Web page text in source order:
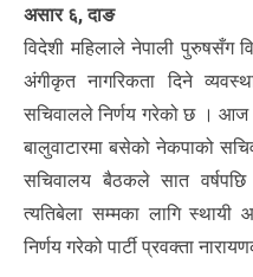
असार ६, दाङ
विदेशी महिलाले नेपाली पुरुषसँग
अंगीकृत नागरिकता दिने
सचिवालले निर्णय गरेको छ । आज
बालुवाटारमा बसेको नेकपाको
सचिवालय बैठकले सात
त्यतिबेला सम्मका लागि स्थायी
निर्णय गरेको पार्टी प्रवक्ता